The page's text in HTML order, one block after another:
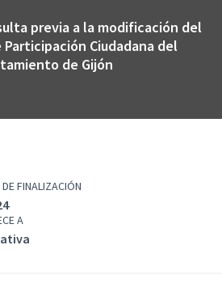
previa a la modificación del
Ciudadana del
de Gijón
FINALIZACIÓN
A